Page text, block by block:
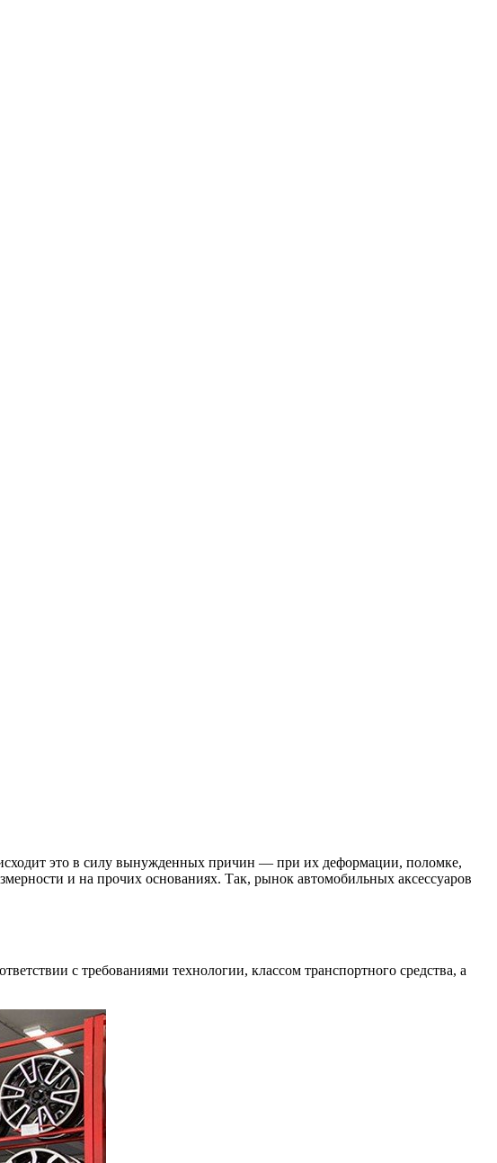
это в силу вынужденных причин — при их деформации, поломке,
и на прочих основаниях. Так, рынок автомобильных аксессуаров
с требованиями технологии, классом транспортного средства, а